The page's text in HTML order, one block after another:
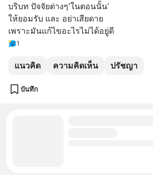
บริบท ปัจจัยต่างๆ'ในตอนนั้น'
ให้ยอมรับ และ อย่าเสียดาย
เพราะมันแก้ไขอะไรไม่ได้อยู่ดี
1
แนวคิด ความคิดเห็น ปรัชญา
บันทึก